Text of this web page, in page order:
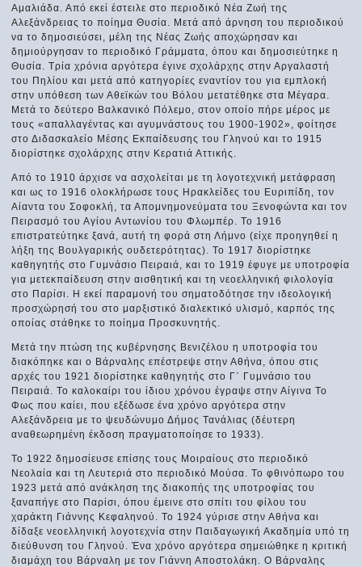
Αμαλιάδα. Από εκεί έστειλε στο περιοδικό Νέα Ζωή της
Αλεξάνδρειας το ποίημα Θυσία. Μετά από άρνηση του περιοδικού
να το δημοσιεύσει, μέλη της Νέας Ζωής αποχώρησαν και
δημιούργησαν το περιοδικό Γράμματα, όπου και δημοσιεύτηκε η
Θυσία. Τρία χρόνια αργότερα έγινε σχολάρχης στην Αργαλαστή
του Πηλίου και μετά από κατηγορίες εναντίον του για εμπλοκή
στην υπόθεση των Αθεϊκών του Βόλου μετατέθηκε στα Μέγαρα.
Μετά το δεύτερο Βαλκανικό Πόλεμο, στον οποίο πήρε μέρος με
τους «απαλλαγέντας και αγυμνάστους του 1900-1902», φοίτησε
στο Διδασκαλείο Μέσης Εκπαίδευσης του Γληνού και το 1915
διορίστηκε σχολάρχης στην Κερατιά Αττικής.
Από το 1910 άρχισε να ασχολείται με τη λογοτεχνική μετάφραση
και ως το 1916 ολοκλήρωσε τους Ηρακλείδες του Ευριπίδη, τον
Αίαντα του Σοφοκλή, τα Απομνημονεύματα του Ξενοφώντα και τον
Πειρασμό του Αγίου Αντωνίου του Φλωμπέρ. Το 1916
επιστρατεύτηκε ξανά, αυτή τη φορά στη Λήμνο (είχε προηγηθεί η
λήξη της Βουλγαρικής ουδετερότητας). Το 1917 διορίστηκε
καθηγητής στο Γυμνάσιο Πειραιά, και το 1919 έφυγε με υποτροφία
για μετεκπαίδευση στην αισθητική και τη νεοελληνική φιλολογία
στο Παρίσι. Η εκεί παραμονή του σηματοδότησε την ιδεολογική
προσχώρησή του στο μαρξιστικό διαλεκτικό υλισμό, καρπός της
οποίας στάθηκε το ποίημα Προσκυνητής.
Μετά την πτώση της κυβέρνησης Βενιζέλου η υποτροφία του
διακόπηκε και ο Βάρναλης επέστρεψε στην Αθήνα, όπου στις
αρχές του 1921 διορίστηκε καθηγητής στο Γ΄ Γυμνάσιο του
Πειραιά. Το καλοκαίρι του ίδιου χρόνου έγραψε στην Αίγινα Το
Φως που καίει, που εξέδωσε ένα χρόνο αργότερα στην
Αλεξάνδρεια με το ψευδώνυμο Δήμος Τανάλιας (δέυτερη
αναθεωρημένη έκδοση πραγματοποίησε το 1933).
Το 1922 δημοσίευσε επίσης τους Μοιραίους στο περιοδικό
Νεολαία και τη Λευτεριά στο περιοδικό Μούσα. Το φθινόπωρο του
1923 μετά από ανάκληση της διακοπής της υποτροφίας του
ξαναπήγε στο Παρίσι, όπου έμεινε στο σπίτι του φίλου του
χαράκτη Γιάννης Κεφαληνού. Το 1924 γύρισε στην Αθήνα και
δίδαξε νεοελληνική λογοτεχνία στην Παιδαγωγική Ακαδημία υπό τη
διεύθυνση του Γληνού. Ένα χρόνο αργότερα σημειώθηκε η κριτική
διαμάχη του Βάρναλη με τον Γιάννη Αποστολάκη. Ο Βάρναλης